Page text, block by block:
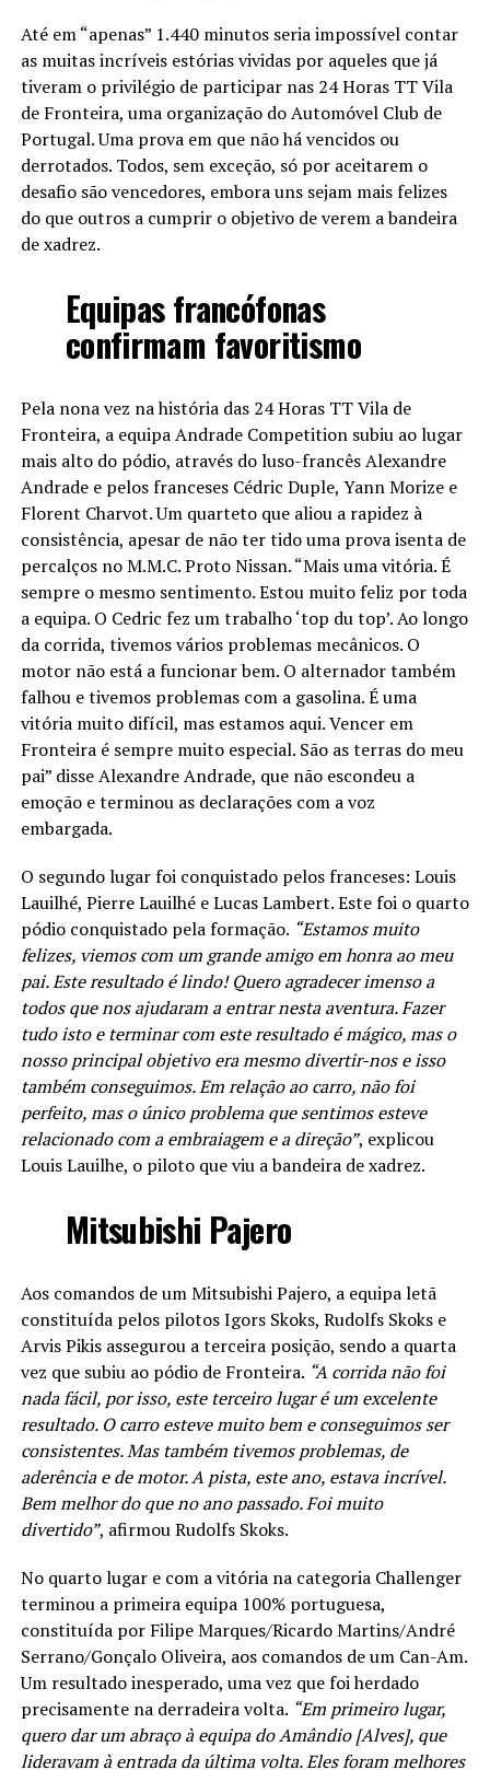
Até em “apenas” 1.440 minutos seria impossível contar
as muitas incríveis estórias vividas por aqueles que já
tiveram o privilégio de participar nas 24 Horas TT Vila
de Fronteira, uma organização do Automóvel Club de
Portugal. Uma prova em que não há vencidos ou
derrotados. Todos, sem exceção, só por aceitarem o
desafio são vencedores, embora uns sejam mais felizes
do que outros a cumprir o objetivo de verem a bandeira
de xadrez.
Equipas francófonas
confirmam favoritismo
Pela nona vez na história das 24 Horas TT Vila de
Fronteira, a equipa Andrade Competition subiu ao lugar
mais alto do pódio, através do luso-francês Alexandre
Andrade e pelos franceses Cédric Duple, Yann Morize e
Florent Charvot. Um quarteto que aliou a rapidez à
consistência, apesar de não ter tido uma prova isenta de
percalços no M.M.C. Proto Nissan. “Mais uma vitória. É
sempre o mesmo sentimento. Estou muito feliz por toda
a equipa. O Cedric fez um trabalho ‘top du top’. Ao longo
da corrida, tivemos vários problemas mecânicos. O
motor não está a funcionar bem. O alternador também
falhou e tivemos problemas com a gasolina. É uma
vitória muito difícil, mas estamos aqui. Vencer em
Fronteira é sempre muito especial. São as terras do meu
pai” disse Alexandre Andrade, que não escondeu a
emoção e terminou as declarações com a voz
embargada.
O segundo lugar foi conquistado pelos franceses: Louis
Lauilhé, Pierre Lauilhé e Lucas Lambert. Este foi o quarto
pódio conquistado pela formação. “Estamos muito
felizes, viemos com um grande amigo em honra ao meu
pai. Este resultado é lindo! Quero agradecer imenso a
todos que nos ajudaram a entrar nesta aventura. Fazer
tudo isto e terminar com este resultado é mágico, mas o
nosso principal objetivo era mesmo divertir-nos e isso
também conseguimos. Em relação ao carro, não foi
perfeito, mas o único problema que sentimos esteve
relacionado com a embraiagem e a direção”, explicou
Louis Lauilhe, o piloto que viu a bandeira de xadrez.
Mitsubishi Pajero
Aos comandos de um Mitsubishi Pajero, a equipa letã
constituída pelos pilotos Igors Skoks, Rudolfs Skoks e
Arvis Pikis assegurou a terceira posição, sendo a quarta
vez que subiu ao pódio de Fronteira. “A corrida não foi
nada fácil, por isso, este terceiro lugar é um excelente
resultado. O carro esteve muito bem e conseguimos ser
consistentes. Mas também tivemos problemas, de
aderência e de motor. A pista, este ano, estava incrível.
Bem melhor do que no ano passado. Foi muito
divertido”, afirmou Rudolfs Skoks.
No quarto lugar e com a vitória na categoria Challenger
terminou a primeira equipa 100% portuguesa,
constituída por Filipe Marques/Ricardo Martins/André
Serrano/Gonçalo Oliveira, aos comandos de um Can-Am.
Um resultado inesperado, uma vez que foi herdado
precisamente na derradeira volta. “Em primeiro lugar,
quero dar um abraço à equipa do Amândio [Alves], que
lideravam à entrada da última volta. Eles foram melhores